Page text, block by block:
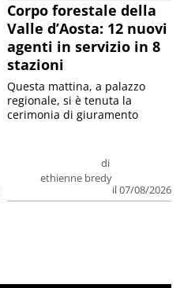
Corpo forestale della
Valle d’Aosta: 12 nuovi
agenti in servizio in 8
stazioni
di
ethienne bredy
il 07/08/2026
Questa mattina, a palazzo
regionale, si è tenuta la
cerimonia di giuramento